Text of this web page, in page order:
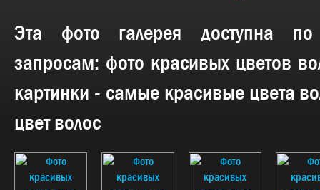
Эта фото галерея доступна
запросам: фото красивых цветов
картинки - самые красивые цвета
цвет волос